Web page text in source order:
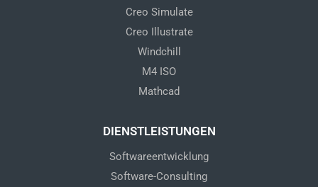
Creo Simulate
Creo Illustrate
Windchill
M4 ISO
Mathcad
DIENSTLEISTUNGEN
Softwareentwicklung
Software-Consulting